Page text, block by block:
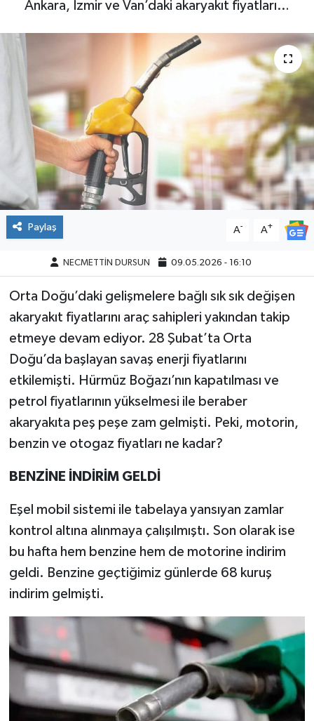
Ankara, İzmir ve Van’daki akaryakıt fiyatları…
Paylaş A- A+
NECMETTİN DURSUN 09.05.2026 - 16:10
Orta Doğu’daki gelişmelere bağlı sık sık değişen
akaryakıt fiyatlarını araç sahipleri yakından takip
etmeye devam ediyor. 28 Şubat’ta Orta
Doğu’da başlayan savaş enerji fiyatlarını
etkilemişti. Hürmüz Boğazı’nın kapatılması ve
petrol fiyatlarının yükselmesi ile beraber
akaryakıta peş peşe zam gelmişti. Peki, motorin,
benzin ve otogaz fiyatları ne kadar?
BENZİNE İNDİRİM GELDİ
Eşel mobil sistemi ile tabelaya yansıyan zamlar
kontrol altına alınmaya çalışılmıştı. Son olarak ise
bu hafta hem benzine hem de motorine indirim
geldi. Benzine geçtiğimiz günlerde 68 kuruş
indirim gelmişti.